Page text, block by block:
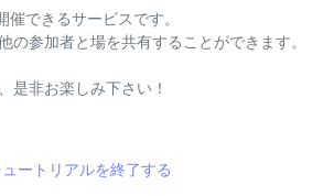
できるサービスです。
参加者と場を共有することができます。
是非お楽しみ下さい！
ートリアルを終了する